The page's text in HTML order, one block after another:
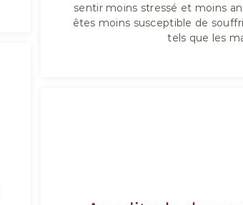
sentir moins stressé et moins
êtes moins susceptible de
tels que les